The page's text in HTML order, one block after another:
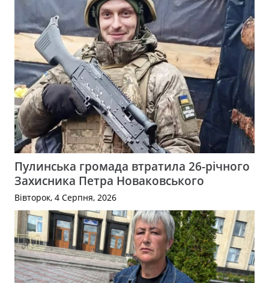
Пулинська громада втратила 26-річного
Захисника Петра Новаковського
Вівторок, 4 Серпня, 2026